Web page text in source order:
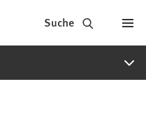
Suche